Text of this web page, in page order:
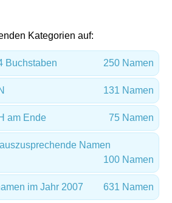
Kategorien auf:
Buchstaben 250 Namen
131 Namen
am Ende 75 Namen
Namen
100 Namen
im Jahr 2007 631 Namen